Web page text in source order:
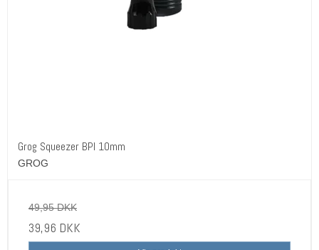
Grog Squeezer BPI 10mm
GROG
49,95 DKK
39,96 DKK